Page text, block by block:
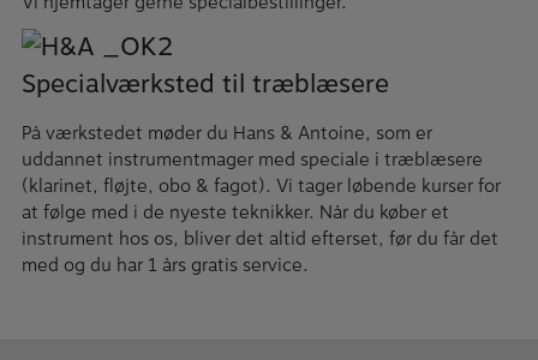
Specialværksted til træblæsere
På værkstedet møder du Hans & Antoine, som er
uddannet instrumentmager med speciale i træblæsere
(klarinet, fløjte, obo & fagot). Vi tager løbende kurser for
at følge med i de nyeste teknikker. Når du køber et
instrument hos os, bliver det altid efterset, før du får det
med og du har 1 års gratis service.